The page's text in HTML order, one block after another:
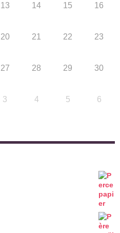
13 14 15 16
20 21 22 23
27 28 29 30
3 4 5 6